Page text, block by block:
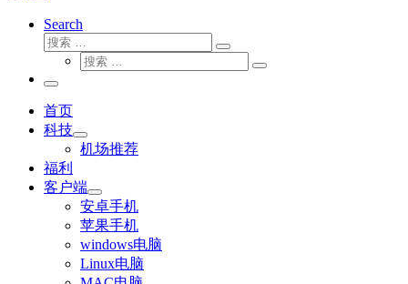
Search
搜
搜
索
搜
搜
主
菜
单
首页
科技
机场推荐
福利
客户端
安卓手机
苹果手机
windows电脑
Linux电脑